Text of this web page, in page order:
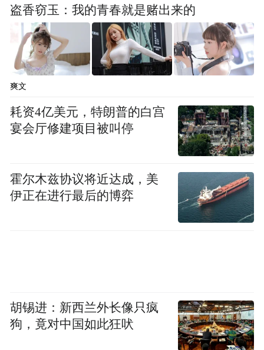
盗香窃玉：我的青春就是赌出来的
爽文
耗资4亿美元，特朗普的白宫
宴会厅修建项目被叫停
霍尔木兹协议将近达成，美
伊正在进行最后的博弈
胡锡进：新西兰外长像只疯
狗，竟对中国如此狂吠